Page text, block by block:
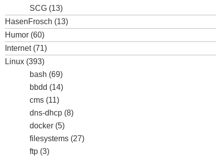
SCG (13)
HasenFrosch (13)
Humor (60)
Internet(71)
Linux (393)
bash (69)
bbdd (14)
cms (11)
dns-dhcp (8)
docker (5)
filesystems (27)
ftp (3)